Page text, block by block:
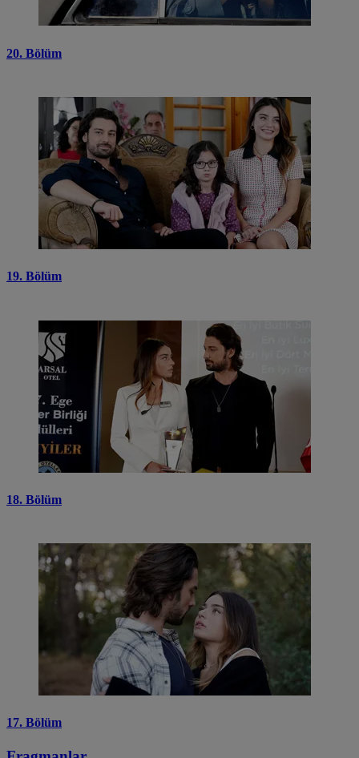
20. Bölüm
19. Bölüm
18. Bölüm
17. Bölüm